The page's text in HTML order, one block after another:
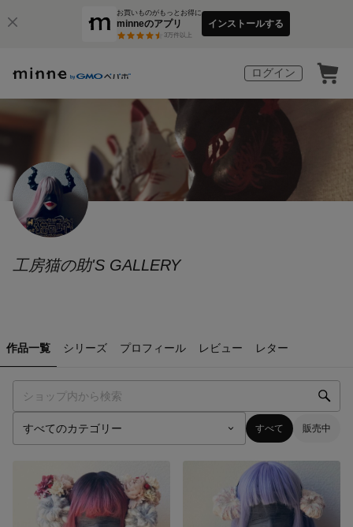
お買いものがもっとお得に
minneのアプリ
3万件以上
インストールする
ログイン
工房猫の助'S GALLERY
作品一覧 シリーズ プロフィール レビュー レター
すべて 販売中